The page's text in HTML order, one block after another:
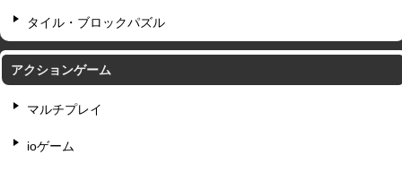
タイル・ブロックパズル
アクションゲーム
マルチプレイ
ioゲーム